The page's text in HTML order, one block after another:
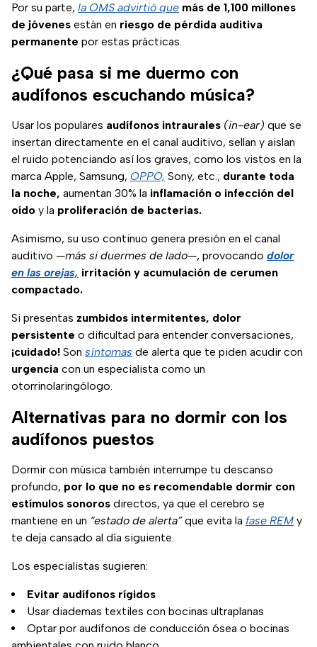
Por su parte, la OMS advirtió que más de 1,100 millones
de jóvenes están en riesgo de pérdida auditiva
permanente por estas prácticas.
¿Qué pasa si me duermo con
audífonos escuchando música?
Usar los populares audífonos intraurales (in-ear) que se
insertan directamente en el canal auditivo, sellan y aislan
el ruido potenciando así los graves, como los vistos en la
marca Apple, Samsung, OPPO, Sony, etc.; durante toda
la noche, aumentan 30% la inflamación o infección del
oído y la proliferación de bacterias.
Asimismo, su uso continuo genera presión en el canal
auditivo —más si duermes de lado—, provocando dolor
en las orejas, irritación y acumulación de cerumen
compactado.
Si presentas zumbidos intermitentes, dolor
persistente o dificultad para entender conversaciones,
¡cuidado! Son síntomas de alerta que te piden acudir con
urgencia con un especialista como un
otorrinolaringólogo.
Alternativas para no dormir con los
audífonos puestos
Dormir con música también interrumpe tu descanso
profundo, por lo que no es recomendable dormir con
estímulos sonoros directos, ya que el cerebro se
mantiene en un “estado de alerta”que evita la fase REM y
te deja cansado al día siguiente.
Los especialistas sugieren:
Evitar audífonos rígidos
Usar diademas textiles con bocinas ultraplanas
Optar por audífonos de conducción ósea o bocinas